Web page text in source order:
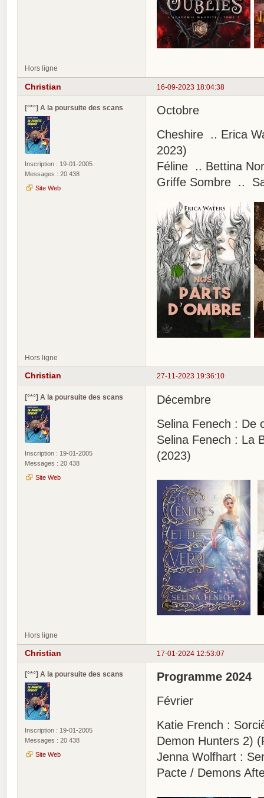
Hors ligne
16-09-2023 18:04:38
Christian
[°*°] A la poursuite des scans
Inscription : 19-01-2005
Messages : 20 438
Site Web
Octobre
Cheshire .. Erica
2023)
Féline .. Bettina
Griffe Sombre ..
Hors ligne
27-11-2023 19:36:10
Christian
[°*°] A la poursuite des scans
Inscription : 19-01-2005
Messages : 20 438
Site Web
Décembre
Selina Fenech : De
Selina Fenech : La
(2023)
Hors ligne
17-01-2024 12:53:07
Christian
[°*°] A la poursuite des scans
Inscription : 19-01-2005
Messages : 20 438
Site Web
Programme 2024
Février
Katie French :
Demon Hunters 2)
Jenna Wolfhart :
Pacte / Demons